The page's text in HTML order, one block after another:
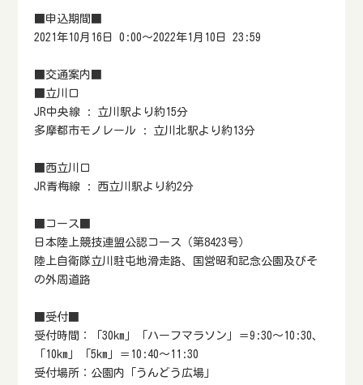
■申込期間■
2021年10月16日 0:00～2022年1月10日 23:59
■交通案内■
■立川口
JR中央線 : 立川駅より約15分
多摩都市モノレール : 立川北駅より約13分
■西立川口
JR青梅線 : 西立川駅より約2分
■コース■
日本陸上競技連盟公認コース（第8423号）
陸上自衛隊立川駐屯地滑走路、国営昭和記念公園及びそ
の外周道路
■受付■
受付時間：「30km」「ハーフマラソン」＝9:30～10:30、
「10km」「5km」＝10:40～11:30
受付場所：公園内「うんどう広場」